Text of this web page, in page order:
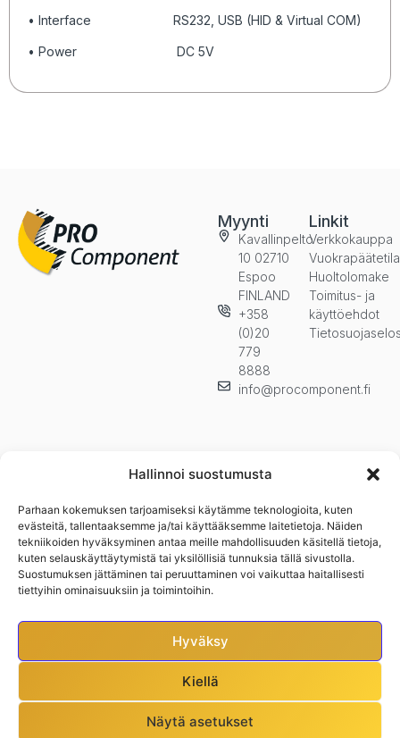
Hallinnoi suostumusta
Parhaan kokemuksen tarjoamiseksi käytämme teknologioita, kuten
evästeitä, tallentaaksemme ja/tai käyttääksemme laitetietoja. Näiden
tekniikoiden hyväksyminen antaa meille mahdollisuuden käsitellä tietoja,
kuten selauskäyttäytymistä tai yksilöllisiä tunnuksia tällä sivustolla.
Suostumuksen jättäminen tai peruuttaminen voi vaikuttaa haitallisesti
tiettyihin ominaisuuksiin ja toimintoihin.
Hyväksy
Kiellä
Näytä asetukset
• Interface RS232, USB (HID & Virtual COM)
• Power DC 5V
Myynti
Kavallinpelto
10 02710
Espoo
FINLAND
+358
(0)20
779
8888
info@procomponent.fi
Linkit
Verkkokauppa
Huoltolomake
Toimitus- ja
käyttöehdot
Pysy ajan tasalla ja tilaa uutiskirjeemme. Kuulet ensimmäisenä
uutuuksista, kampanjoista ja muista eduistamme.n